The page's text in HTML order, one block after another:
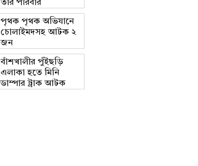
তার পরিবার
পৃথক পৃথক অভিযানে
চোলাইমদসহ আটক ২
জন
বাঁশখালীর পুঁইছড়ি
এলাকা হতে মিনি
ডাম্পার ট্রাক আটক